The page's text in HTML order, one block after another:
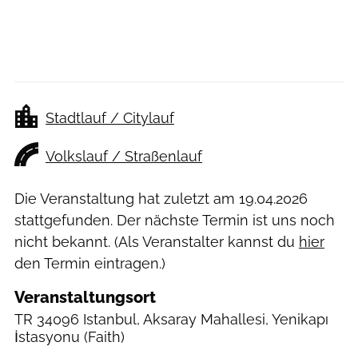
Stadtlauf / Citylauf
Volkslauf / Straßenlauf
Die Veranstaltung hat zuletzt am 19.04.2026
stattgefunden. Der nächste Termin ist uns noch
nicht bekannt. (Als Veranstalter kannst du hier
den Termin eintragen.)
Veranstaltungsort
TR 34096 Istanbul, Aksaray Mahallesi, Yenikapı
İstasyonu (Faith)